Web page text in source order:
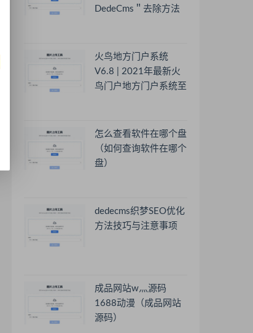
DedeCms＂去除方法
火鸟地方门户系统
V6.8 | 2021年最新火
鸟门户地方门户系统至
怎么查看软件在哪个盘
（如何查询软件在哪个
盘）
dedecms织梦SEO优化
方法技巧与注意事项
成品网站w灬源码
1688动漫（成品网站
源码）